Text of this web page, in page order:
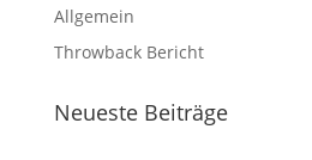
Allgemein
Throwback Bericht
Neueste Beiträge